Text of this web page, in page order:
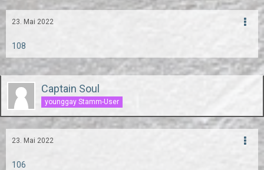
23. Mai 2022
108
Captain Soul
younggay Stamm-User
23. Mai 2022
106